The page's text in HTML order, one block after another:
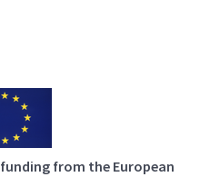
from the European